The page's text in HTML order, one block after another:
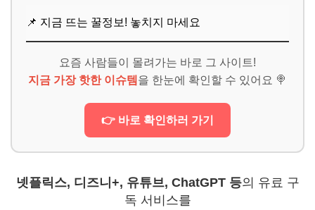
📌 지금 뜨는 꿀정보! 놓치지 마세요
요즘 사람들이 몰려가는 바로 그 사이트!
지금 가장 핫한 이슈템 을 한눈에 확인할 수 있어요 🍭
👉 바로 확인하러 가기
넷플릭스, 디즈니+, 유튜브, ChatGPT 등의 유료 구
독 서비스를